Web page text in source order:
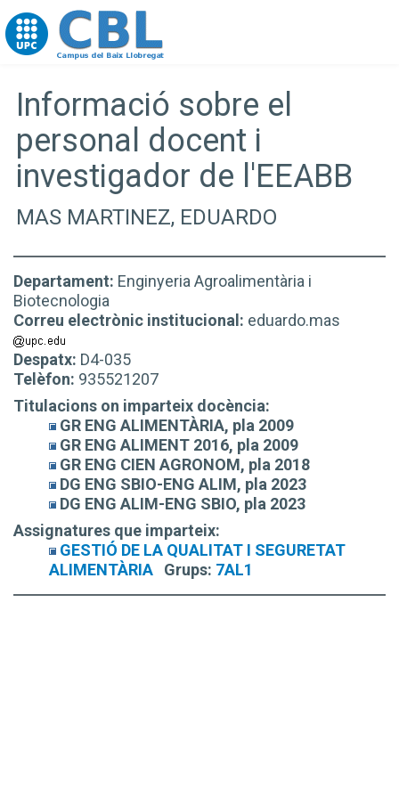
Go to upc.edu
Informació sobre el
personal docent i
investigador de l'EEABB
MAS MARTINEZ, EDUARDO
Departament: Enginyeria Agroalimentària i
Biotecnologia
Correu electrònic institucional: eduardo.mas
Despatx: D4-035
Telèfon: 935521207
Titulacions on imparteix docència:
GR ENG ALIMENTÀRIA, pla 2009
GR ENG ALIMENT 2016, pla 2009
GR ENG CIEN AGRONOM, pla 2018
DG ENG SBIO-ENG ALIM, pla 2023
DG ENG ALIM-ENG SBIO, pla 2023
Assignatures que imparteix:
GESTIÓ DE LA QUALITAT I SEGURETAT
ALIMENTÀRIA
Grups: 7AL1